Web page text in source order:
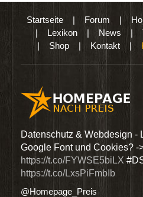
Startseite| Forum |
| Lexikon | News |
| Shop | Kontakt |
Datenschutz & Webdesign -
Google Font und Cookies? -
https://t.co/FYWSE5biLX
https://t.co/LxsPiFmbIb
@Homepage_Preis